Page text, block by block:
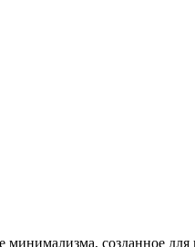
созданное